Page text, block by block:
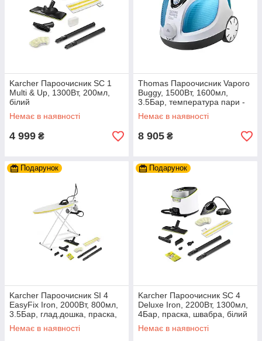
Karcher Пароочисник SC 1
Multi & Up, 1300Вт, 200мл,
білий
Немає в наявності
4 999 ₴
Thomas Пароочисник Vaporo
Buggy, 1500Вт, 1600мл,
3.5Бар, температура пари -
150°С, синьо-білий
Немає в наявності
8 905 ₴
Подарунок
Karcher Пароочисник SI 4
EasyFix Iron, 2000Вт, 800мл,
3.5Бар, глад.дошка, праска,
швабра, білий
Немає в наявності
Подарунок
Karcher Пароочисник SC 4
Deluxe Iron, 2200Вт, 1300мл,
4Бар, праска, швабра, білий
Немає в наявності